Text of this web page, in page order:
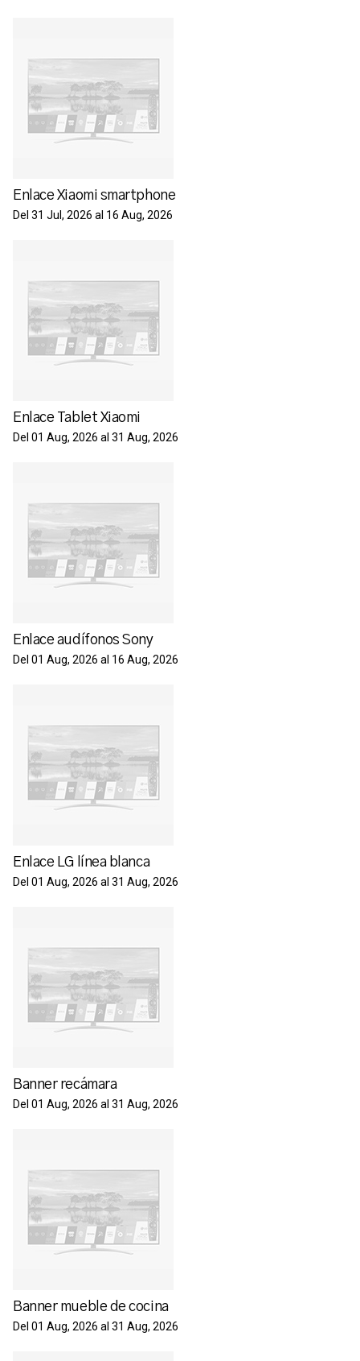
Enlace Xiaomi smartphone
Del 31 Jul, 2026 al 16 Aug, 2026
Enlace Tablet Xiaomi
Del 01 Aug, 2026 al 31 Aug, 2026
Enlace audífonos Sony
Del 01 Aug, 2026 al 16 Aug, 2026
Enlace LG línea blanca
Del 01 Aug, 2026 al 31 Aug, 2026
Banner recámara
Del 01 Aug, 2026 al 31 Aug, 2026
Banner mueble de cocina
Del 01 Aug, 2026 al 31 Aug, 2026